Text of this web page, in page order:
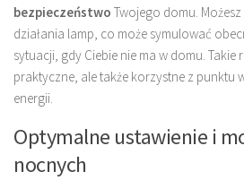
bezpieczeństwo Twojego domu.
działania lamp, co może symulować
sytuacji, gdy Ciebie nie ma w domu. Takie
praktyczne, ale także korzystne z punktu
energii.
Optymalne ustawienie i
nocnych